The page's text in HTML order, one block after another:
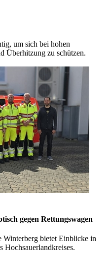
um sich bei hohen
Überhitzung zu schützen.
gegen Rettungswagen
Winterberg bietet Einblicke in
Hochsauerlandkreises.